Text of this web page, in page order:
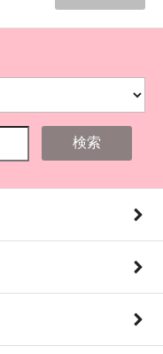
検索